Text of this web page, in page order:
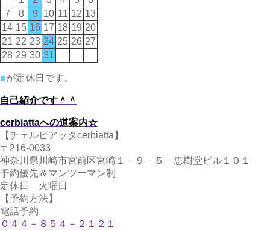
7
8 9 10 11 12 13
14 15 16 17 18 19 20
21 22 23 24 25 26 27
28 29 30 31
■が定休日です。
自己紹介です＾＾
cerbiattaへの道案内☆
【チェルビアッタcerbiatta】
〒216-0033
神奈川県川崎市宮前区宮崎１－９－５ 恵樹堂ビル１０１
予約優先＆マンツーマン制
定休日 火曜日
【予約方法】
電話予約
０４４－８５４－２１２１